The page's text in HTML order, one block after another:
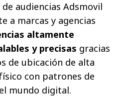
audiencias Adsmovil
a marcas y agencias
altamente
y precisas gracias
de ubicación de alta
con patrones de
mundo digital.